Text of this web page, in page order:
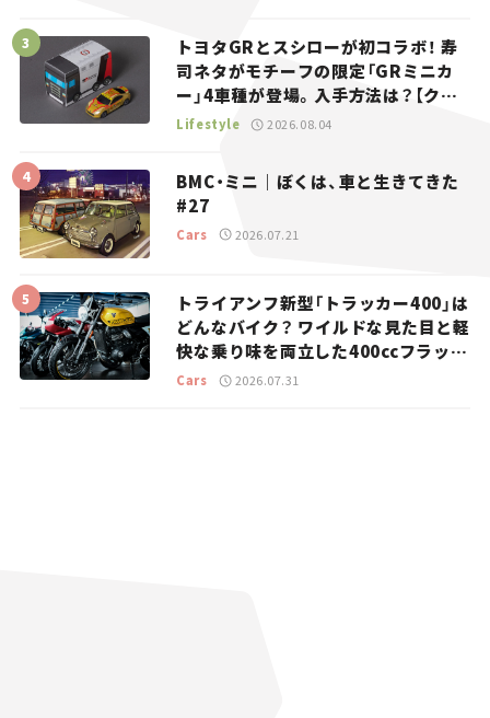
トヨタGRとスシローが初コラボ！ 寿
司ネタがモチーフの限定「GRミニカ
ー」4車種が登場。入手方法は？【クル
マとホビー】
Lifestyle 2026.08.04
BMC・ミニ｜ぼくは、車と生きてきた
#27
Cars 2026.07.21
トライアンフ新型「トラッカー400」は
どんなバイク？ ワイルドな見た目と軽
快な乗り味を両立した400ccフラット
トラッカー【試乗レビュー】
Cars 2026.07.31